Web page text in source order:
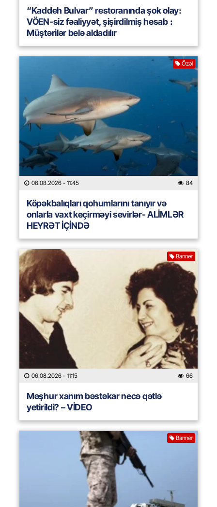
“Kaddeh Bulvar” restoranında şok olay:
VÖEN-siz fəaliyyət, şişirdilmiş hesab :
Müştərilər belə aldadılır
Özəl
06.08.2026 - 11:45 84
Köpəkbalıqları qohumlarını tanıyır və
onlarla vaxt keçirməyi sevirlər- ALİMLƏR
HEYRƏT İÇİNDƏ
Banner
06.08.2026 - 11:15 66
Məşhur xanım bəstəkar necə qətlə
yetirildi? – VİDEO
Banner